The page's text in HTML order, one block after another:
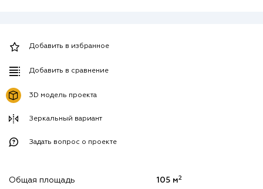
Добавить в избранное
Добавить в сравнение
3D модель проекта
Зеркальный вариант
Задать вопрос о проекте
Общая площадь 105 м2